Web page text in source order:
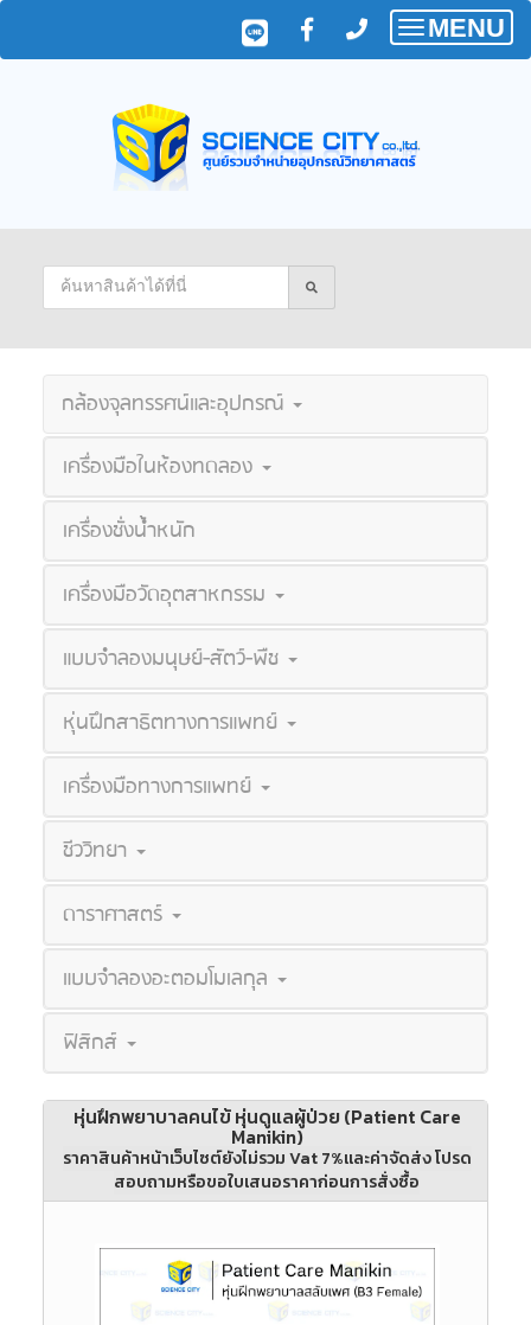
Toggle
MENU
กล้องจุลทรรศน์และอุปกรณ์
เครื่องมือในห้องทดลอง
เครื่องชั่งน้ำหนัก
เครื่องมือวัดอุตสาหกรรม
แบบจำลองมนุษย์-สัตว์-พืช
หุ่นฝึกสาธิตทางการแพทย์
เครื่องมือทางการแพทย์
ชีววิทยา
ดาราศาสตร์
แบบจำลองอะตอมโมเลกุล
ฟิสิกส์
หุ่นฝึกพยาบาลคนไข้ หุ่นดูแลผู้ป่วย (Patient Care
Manikin)
ราคาสินค้าหน้าเว็บไซต์ยังไม่รวม Vat 7%และค่าจัดส่ง โปรด
สอบถามหรือขอใบเสนอราคาก่อนการสั่งซื้อ